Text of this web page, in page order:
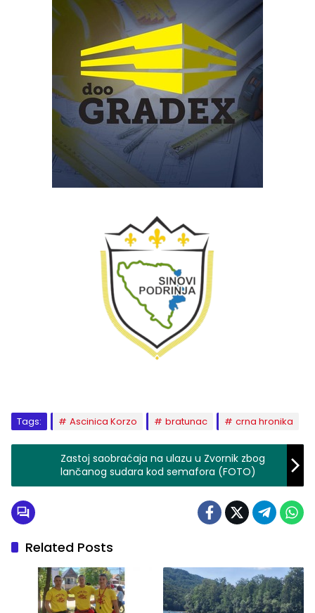
Tags: Ascinica Korzo bratunac crna hronika
Zastoj saobraćaja na ulazu u Zvornik zbog
lančanog sudara kod semafora (FOTO)
Related Posts